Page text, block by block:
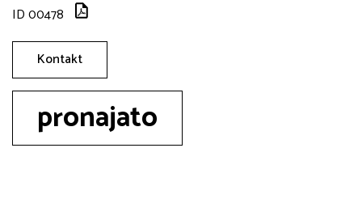
ID 00478
Kontakt
pronajato